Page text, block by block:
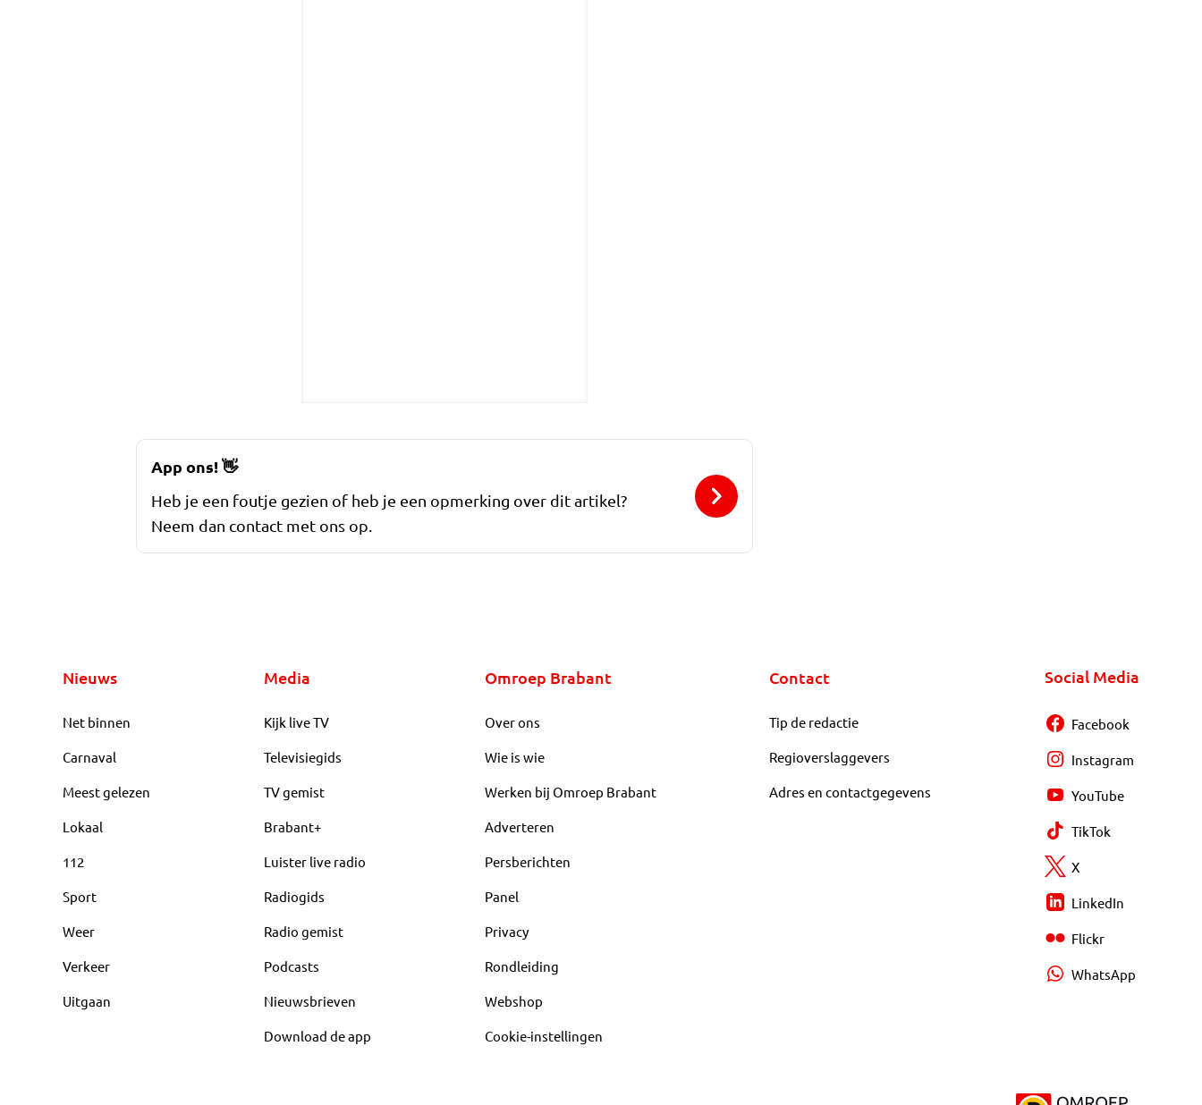
App ons!👋
Heb je een foutje gezien of heb je een opmerking over dit artikel?
Neem dan contact met ons op.
Nieuws
Net binnen
Carnaval
Meest gelezen
Lokaal
112
Sport
Weer
Verkeer
Uitgaan
Media
Kijk live TV
Televisiegids
TV gemist
Brabant+
Luister live radio
Radiogids
Radio gemist
Podcasts
Nieuwsbrieven
Download de app
Omroep Brabant
Over ons
Wie is wie
Werken bij Omroep Brabant
Adverteren
Persberichten
Panel
Privacy
Rondleiding
Webshop
Cookie-instellingen
Contact
Tip de redactie
Regioverslaggevers
Adres en contactgegevens
Social Media
Facebook
Instagram
YouTube
TikTok
X
LinkedIn
Flickr
WhatsApp